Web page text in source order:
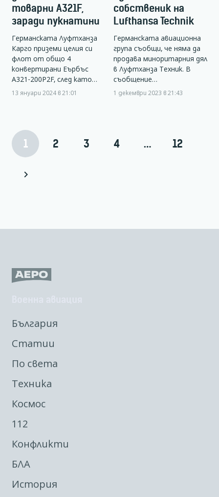
товарни А321F,
заради пукнатини
Германската Луфтханза
Карго приземи целия си
флот от общо 4
конвертирани Еърбъс
А321-200P2F, след като…
13 януари 2024 в 21:01
собственик на
Lufthansa Technik
Германската авиационна
група съобщи, че няма да
продава миноритарния дял
в Луфтханза Техник. В
съобщение…
1 декември 2023 в 21:43
1 2 3 4 … 12
България
Статии
По света
Техника
Космос
112
Конфликти
БЛА
История